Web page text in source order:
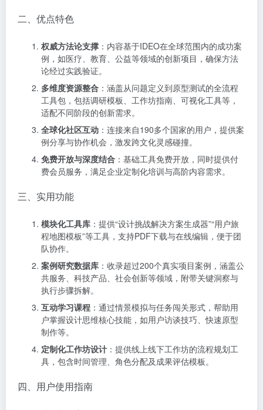
二、优点特色
权威方法论支撑 ：内容基于IDEO在全球范围内的成功案
例，如医疗、教育、公益等领域的创新项目，确保方法
论经过实践验证。
多维度资源整合 ：涵盖从问题定义到原型测试的全流程
工具包，包括调研模板、工作坊指南、可视化工具等，
适配不同阶段的创新需求。
全球化社区互动 ：连接来自190多个国家的用户，提供案
例分享与协作机会，激发跨文化灵感碰撞。
免费开放与深度结合 ：基础工具免费开放，同时提供付
费会员服务，满足企业定制化培训与高阶内容需求。
三、实用功能
模块化工具库 ：提供“设计挑战解决方案生成器”“用户旅
程地图模板”等工具，支持PDF下载与在线编辑，便于团
队协作。
案例研究数据库 ：收录超过200个真实项目案例，涵盖公
共服务、科技产品、社会创新等领域，附带关键洞察与
执行步骤拆解。
互动学习课程 ：通过情景模拟与任务闯关形式，帮助用
户掌握设计思维核心技能，如用户访谈技巧、快速原型
制作等。
定制化工作坊设计 ：提供线上线下工作坊的流程规划工
具，包含时间管理、角色分配及成果评估模板。
四、用户使用指南